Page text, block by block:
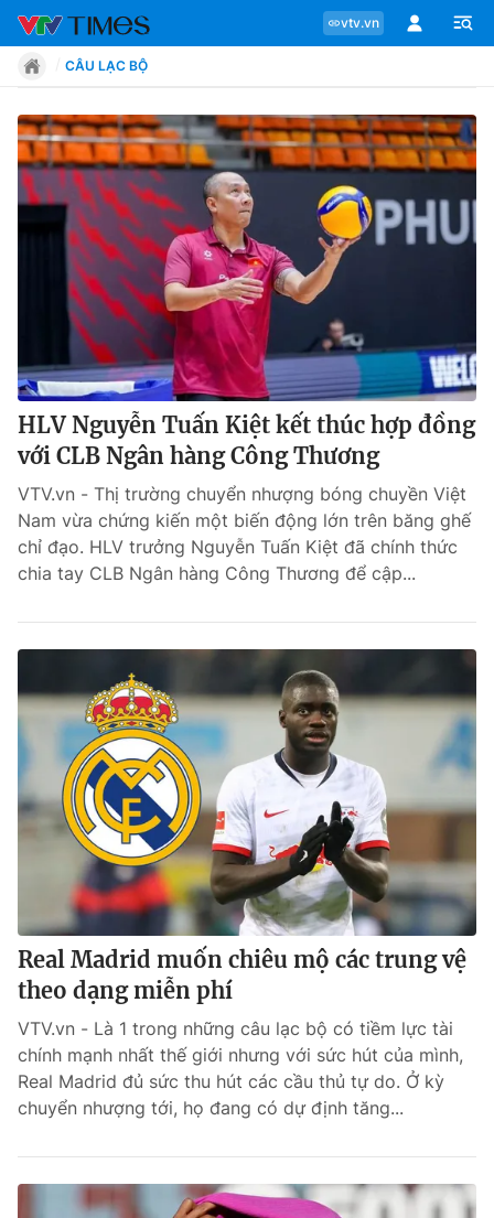
vtv.vn
Chuyên mục
Tin tức
Move
Phong cách
Chân dung
Bóng đá
Các môn khác
VIDEO
Bên lề
CÂU LẠC BỘ
HLV Nguyễn Tuấn Kiệt kết thúc hợp đồng
với CLB Ngân hàng Công Thương
VTV.vn - Thị trường chuyển nhượng bóng chuyền Việt
Nam vừa chứng kiến một biến động lớn trên băng ghế
chỉ đạo. HLV trưởng Nguyễn Tuấn Kiệt đã chính thức
chia tay CLB Ngân hàng Công Thương để cập...
Real Madrid muốn chiêu mộ các trung vệ
theo dạng miễn phí
VTV.vn - Là 1 trong những câu lạc bộ có tiềm lực tài
chính mạnh nhất thế giới nhưng với sức hút của mình,
Real Madrid đủ sức thu hút các cầu thủ tự do. Ở kỳ
chuyển nhượng tới, họ đang có dự định tăng...